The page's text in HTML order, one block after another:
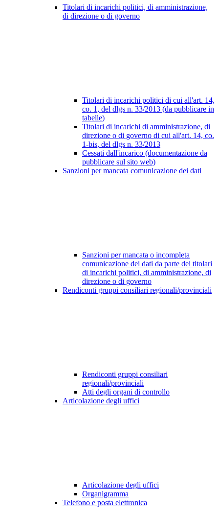
Titolari di incarichi politici, di amministrazione,
di direzione o di governo
Titolari di incarichi politici di cui all'art. 14,
co. 1, del dlgs n. 33/2013 (da pubblicare in
tabelle)
Titolari di incarichi di amministrazione, di
direzione o di governo di cui all'art. 14, co.
1-bis, del dlgs n. 33/2013
Cessati dall'incarico (documentazione da
pubblicare sul sito web)
Sanzioni per mancata comunicazione dei dati
Sanzioni per mancata o incompleta
comunicazione dei dati da parte dei titolari
di incarichi politici, di amministrazione, di
direzione o di governo
Rendiconti gruppi consiliari regionali/provinciali
Rendiconti gruppi consiliari
regionali/provinciali
Atti degli organi di controllo
Articolazione degli uffici
Articolazione degli uffici
Organigramma
Telefono e posta elettronica